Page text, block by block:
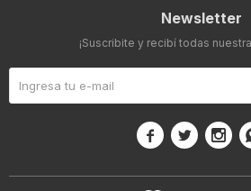
Newsletter
¡Suscribite y recibí todas
  